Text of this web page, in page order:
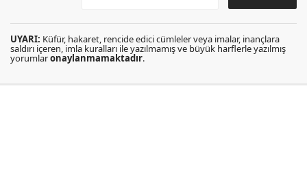
UYARI: Küfür, hakaret, rencide edici cümleler veya imalar, inançlara
saldırı içeren, imla kuralları ile yazılmamış ve büyük harflerle yazılmış
yorumlaronaylanmamaktadır.